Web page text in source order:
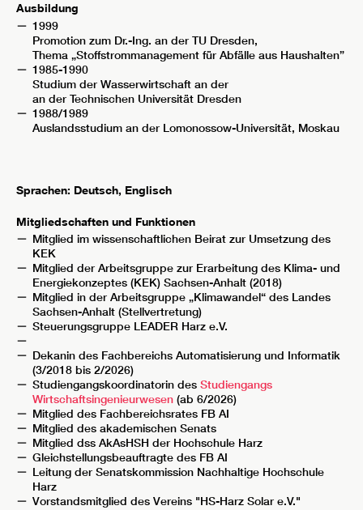
Ausbildung
1999
Promotion zum Dr.-Ing. an der TU Dresden,
Thema „Stoffstrommanagement für Abfälle aus Haushalten”
1985-1990
Studium der Wasserwirtschaft an der
an der Technischen Universität Dresden
1988/1989
Auslandsstudium an der Lomonossow-Universität, Moskau
Sprachen: Deutsch, Englisch
Mitgliedschaften und Funktionen
Mitglied im wissenschaftlichen Beirat zur Umsetzung des
KEK
Mitglied der Arbeitsgruppe zur Erarbeitung des Klima- und
Energiekonzeptes (KEK) Sachsen-Anhalt (2018)
Mitglied in der Arbeitsgruppe „Klimawandel“ des Landes
Sachsen-Anhalt (Stellvertretung)
Steuerungsgruppe LEADER Harz e.V.
Dekanin des Fachbereichs Automatisierung und Informatik
(3/2018 bis 2/2026)
Studiengangskoordinatorin des Studiengangs
Wirtschaftsingenieurwesen(ab 6/2026)
Mitglied des Fachbereichsrates FB AI
Mitglied des akademischen Senats
Mitglied dss AkAsHSH der Hochschule Harz
Gleichstellungsbeauftragte des FB AI
Leitung der Senatskommission Nachhaltige Hochschule
Harz
Vorstandsmitglied des Vereins "HS-Harz Solar e.V."